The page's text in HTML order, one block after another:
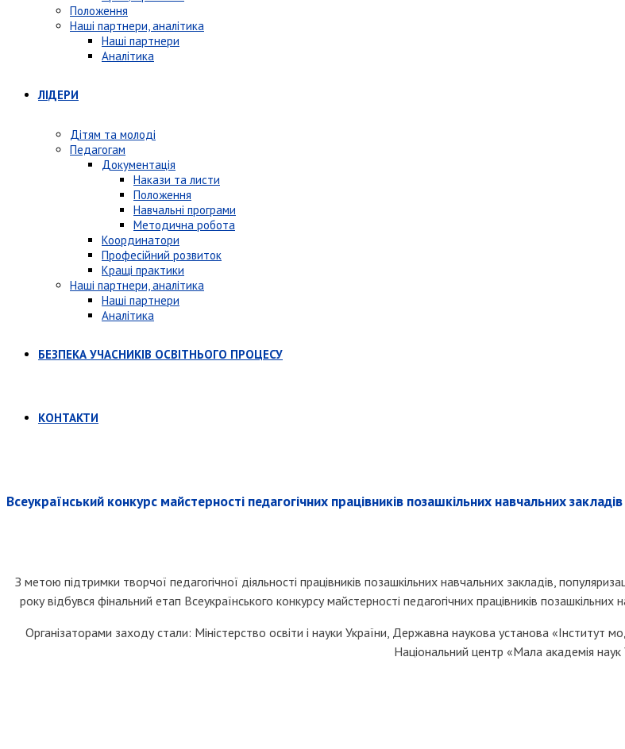
Положення
Наші партнери, аналітика
Наші партнери
Аналітика
ЛІДЕРИ
Дітям та молоді
Педагогам
Документація
Накази та листи
Положення
Навчальні програми
Методична робота
Координатори
Професійний розвиток
Кращі практики
Наші партнери, аналітика
Наші партнери
Аналітика
БЕЗПЕКА УЧАСНИКІВ ОСВІТНЬОГО ПРОЦЕСУ
КОНТАКТИ
Всеукраїнський конкурс майстерності педагогічних працівників позашкільних навчальних
З метою підтримки творчої педагогічної діяльності працівників позашкільних навчальних закладів,
року відбувся фінальний етап Всеукраїнського конкурсу майстерності педагогічних працівників
Організаторами заходу стали: Міністерство освіти і науки України, Державна наукова установа «Інститут
Національний центр «Мала академія наук